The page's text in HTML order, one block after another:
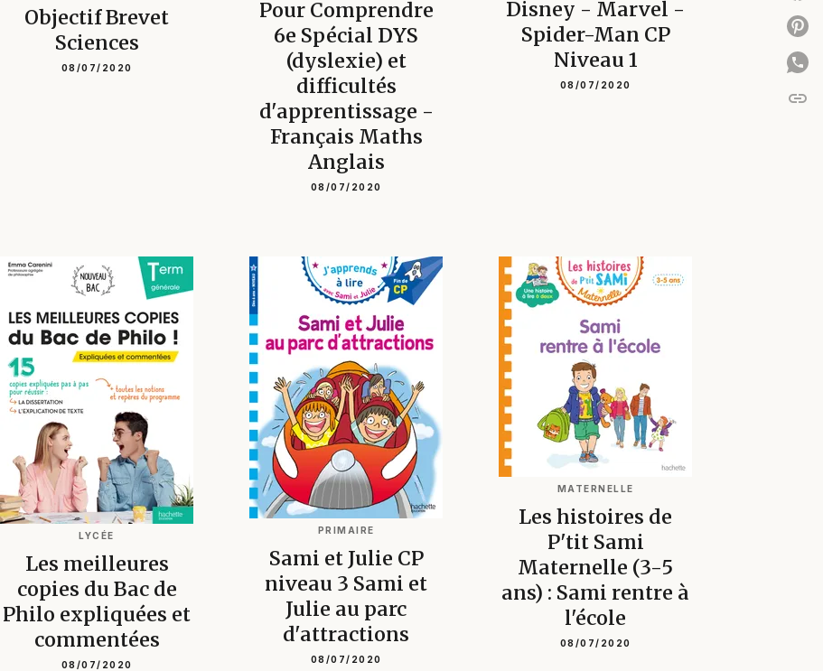
Objectif Brevet
Sciences
08/07/2020
Pour Comprendre
6e Spécial DYS
(dyslexie) et
difficultés
d'apprentissage -
Français Maths
Anglais
08/07/2020
Disney - Marvel -
Spider-Man CP
Niveau 1
08/07/2020
LYCÉE
Les meilleures
copies du Bac de
Philo expliquées et
commentées
08/07/2020
PRIMAIRE
Sami et Julie CP
niveau 3 Sami et
Julie au parc
d'attractions
08/07/2020
MATERNELLE
Les histoires de
P'tit Sami
Maternelle (3-5
ans) : Sami rentre à
l'école
08/07/2020
link